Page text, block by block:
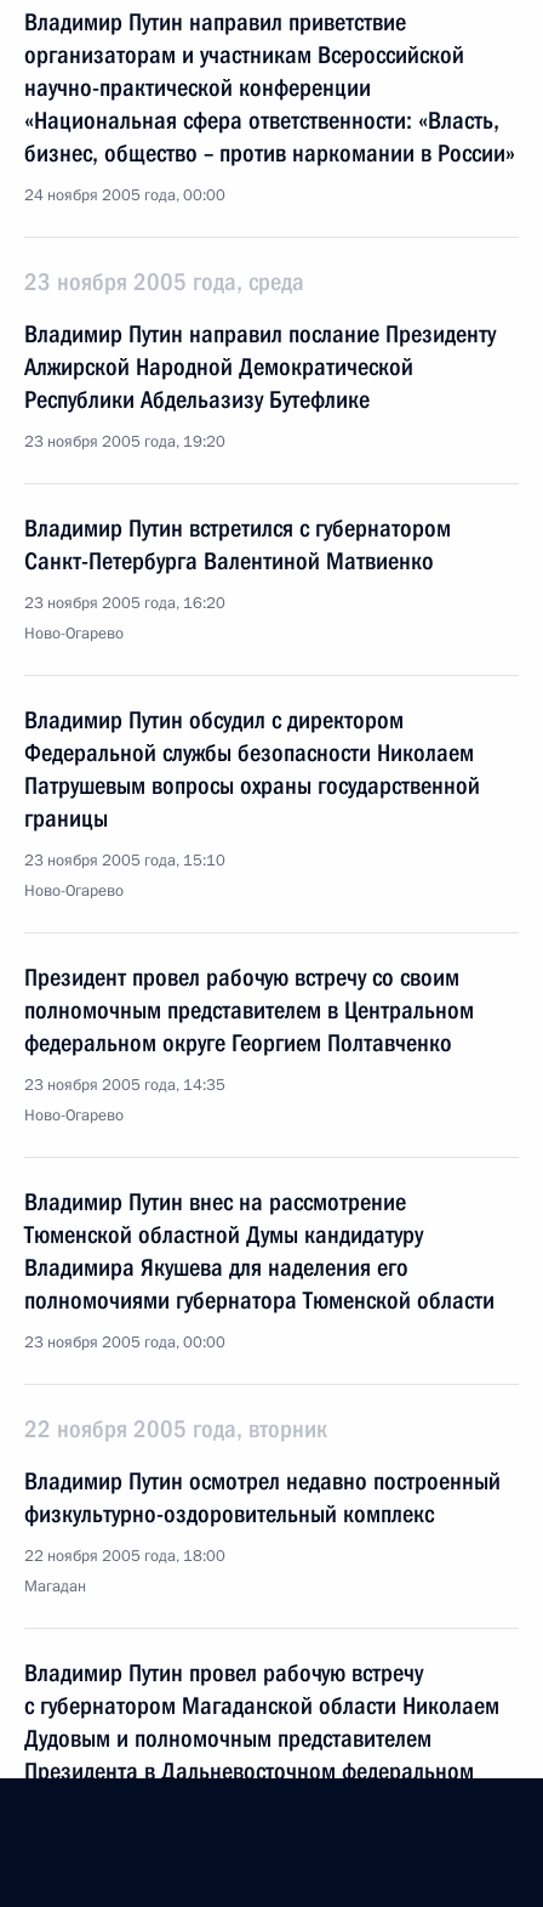
Владимир Путин направил приветствие
организаторам и участникам Всероссийской
научно-практической конференции
«Национальная сфера ответственности: «Власть,
бизнес, общество – против наркомании в России»
24 ноября 2005 года, 00:00
23 ноября 2005 года, среда
Владимир Путин направил послание Президенту
Алжирской Народной Демократической
Республики Абдельазизу Бутефлике
23 ноября 2005 года, 19:20
Владимир Путин встретился с губернатором
Санкт-Петербурга Валентиной Матвиенко
23 ноября 2005 года, 16:20
Ново-Огарево
Владимир Путин обсудил с директором
Федеральной службы безопасности Николаем
Патрушевым вопросы охраны государственной
границы
23 ноября 2005 года, 15:10
Ново-Огарево
Президент провел рабочую встречу со своим
полномочным представителем в Центральном
федеральном округе Георгием Полтавченко
23 ноября 2005 года, 14:35
Ново-Огарево
Владимир Путин внес на рассмотрение
Тюменской областной Думы кандидатуру
Владимира Якушева для наделения его
полномочиями губернатора Тюменской области
23 ноября 2005 года, 00:00
22 ноября 2005 года, вторник
Владимир Путин осмотрел недавно построенный
физкультурно-оздоровительный комплекс
22 ноября 2005 года, 18:00
Магадан
Владимир Путин провел рабочую встречу
с губернатором Магаданской области Николаем
Дудовым и полномочным представителем
Президента в Дальневосточном федеральном